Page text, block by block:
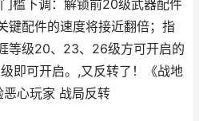
槛下调：解锁前20级武器配件
键配件的速度将接近翻倍；指
等级20、23、26级方可开启的
即可开启。,又反转了！《战地
心玩家 战局反转